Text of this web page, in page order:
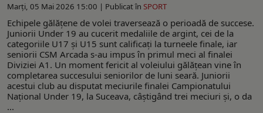
Marți, 05 Mai 2026 15:00 | Publicat în SPORT
Echipele gălățene de volei traversează o perioadă de succese.
Juniorii Under 19 au cucerit medaliile de argint, cei de la
categoriile U17 și U15 sunt calificați la turneele finale, iar
seniorii CSM Arcada s-au impus în primul meci al finalei
Diviziei A1. Un moment fericit al voleiului gălățean vine în
completarea succesului seniorilor de luni seară. Juniorii
acestui club au disputat meciurile finalei Campionatului
Național Under 19, la Suceava, câștigând trei meciuri și, o da
...